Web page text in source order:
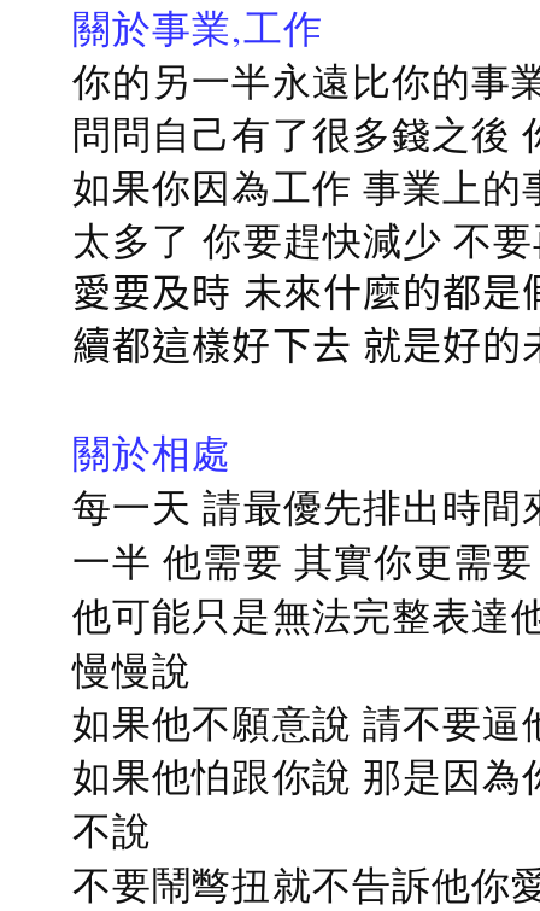
關於事業,工作
你的另一半永遠比你的事
問問自己有了很多錢之後
如果你因為工作 事業上
太多了 你要趕快減少 不
愛要及時 未來什麼的都
續都這樣好下去 就是好的
關於相處
每一天 請最優先排出時
一半 他需要 其實你更需要
他可能只是無法完整表達
慢慢說
如果他不願意說 請不要逼
如果他怕跟你說 那是因
不說
不要鬧彆扭就不告訴他你